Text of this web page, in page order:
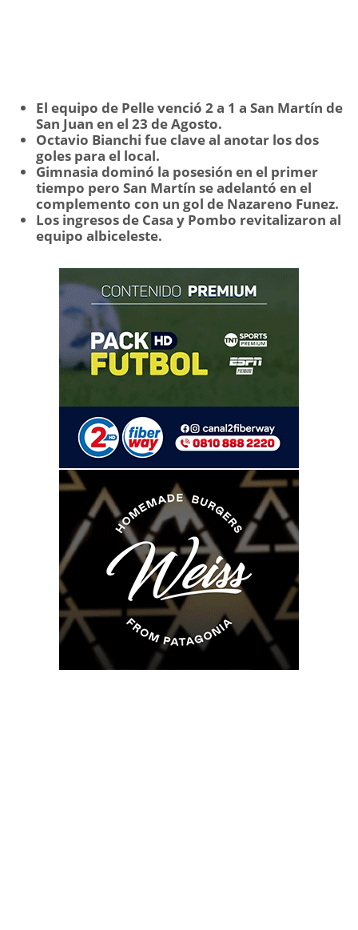
El equipo de Pelle venció 2 a 1 a San Martín de
San Juan en el 23 de Agosto.
Octavio Bianchi fue clave al anotar los dos
goles para el local.
Gimnasia dominó la posesión en el primer
tiempo pero San Martín se adelantó en el
complemento con un gol de Nazareno Funez.
Los ingresos de Casa y Pombo revitalizaron al
equipo albiceleste.